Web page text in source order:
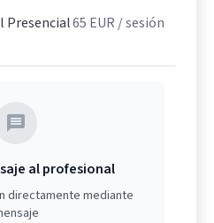
Presencial65 EUR / sesión
al profesional
directamente mediante